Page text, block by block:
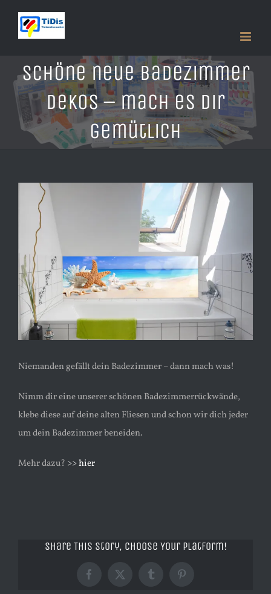
Inhalt
Schöne neue Badezimmer
Dekos – mach es dir
gemütlich
grösseres
Niemanden gefällt dein Badezimmer – dann mach was!
Nimm dir eine unserer schönen Badezimmerrückwände,
klebe diese auf deine alten Fliesen und schon wir dich jeder
um dein Badezimmer beneiden.
Mehr dazu? >> hier
Share This Story, Choose Your Platform!
Facebook
X TumblrPinterest